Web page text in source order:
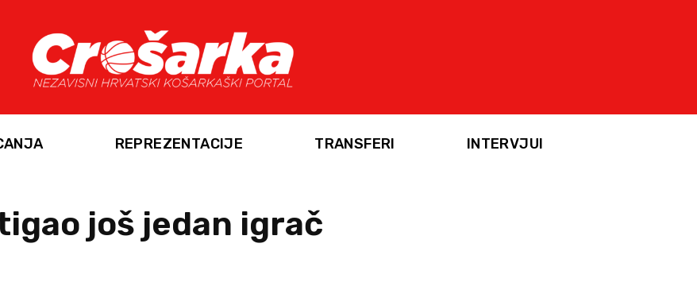
REPREZENTACIJE TRANSFERI INTERVJUI
još jedan igrač